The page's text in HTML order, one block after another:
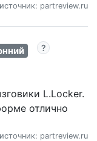
источник: partreview.ru
L.Locker.
отлично
источник: partreview.ru